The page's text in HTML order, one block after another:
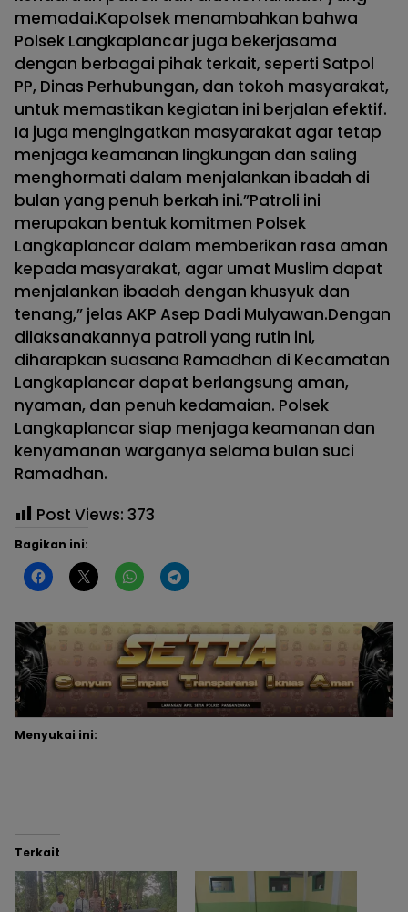
memadai.Kapolsek menambahkan bahwa
Polsek Langkaplancar juga bekerjasama
dengan berbagai pihak terkait, seperti Satpol
PP, Dinas Perhubungan, dan tokoh masyarakat,
untuk memastikan kegiatan ini berjalan efektif.
Ia juga mengingatkan masyarakat agar tetap
menjaga keamanan lingkungan dan saling
menghormati dalam menjalankan ibadah di
bulan yang penuh berkah ini.”Patroli ini
merupakan bentuk komitmen Polsek
Langkaplancar dalam memberikan rasa aman
kepada masyarakat, agar umat Muslim dapat
menjalankan ibadah dengan khusyuk dan
tenang,” jelas AKP Asep Dadi Mulyawan.Dengan
dilaksanakannya patroli yang rutin ini,
diharapkan suasana Ramadhan di Kecamatan
Langkaplancar dapat berlangsung aman,
nyaman, dan penuh kedamaian. Polsek
Langkaplancar siap menjaga keamanan dan
kenyamanan warganya selama bulan suci
Ramadhan.
Post Views: 373
Bagikan ini:
Menyukai ini:
Terkait